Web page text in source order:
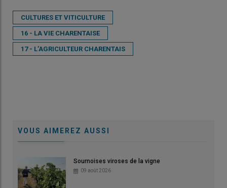
CULTURES ET VITICULTURE
16 - LA VIE CHARENTAISE
17 - L’AGRICULTEUR CHARENTAIS
VOUS AIMEREZ AUSSI
Sournoises viroses de la vigne
09 août 2026